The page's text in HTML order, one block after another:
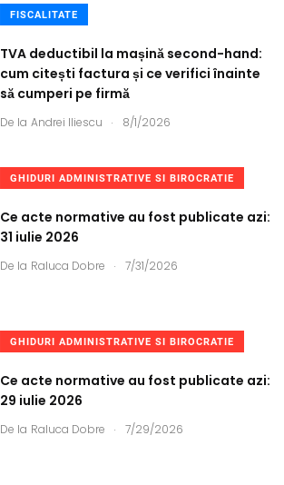
FISCALITATE
TVA deductibil la mașină second-hand:
cum citești factura și ce verifici înainte
să cumperi pe firmă
De la Andrei Iliescu . 8/1/2026
GHIDURI ADMINISTRATIVE SI BIROCRATIE
Ce acte normative au fost publicate azi:
31 iulie 2026
De la Raluca Dobre . 7/31/2026
GHIDURI ADMINISTRATIVE SI BIROCRATIE
Ce acte normative au fost publicate azi:
29 iulie 2026
De la Raluca Dobre . 7/29/2026